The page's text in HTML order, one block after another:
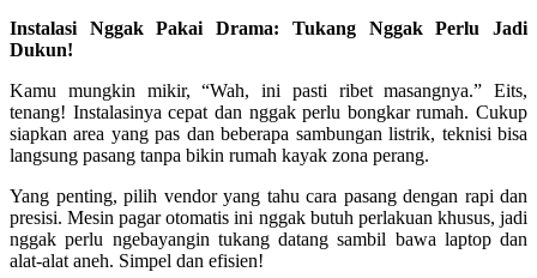
Instalasi Nggak Pakai Drama: Tukang Nggak Perlu Jadi
Dukun!
Kamu mungkin mikir, “Wah, ini pasti ribet masangnya.” Eits,
tenang! Instalasinya cepat dan nggak perlu bongkar rumah. Cukup
siapkan area yang pas dan beberapa sambungan listrik, teknisi bisa
langsung pasang tanpa bikin rumah kayak zona perang.
Yang penting, pilih vendor yang tahu cara pasang dengan rapi dan
presisi. Mesin pagar otomatis ini nggak butuh perlakuan khusus, jadi
nggak perlu ngebayangin tukang datang sambil bawa laptop dan
alat-alat aneh. Simpel dan efisien!